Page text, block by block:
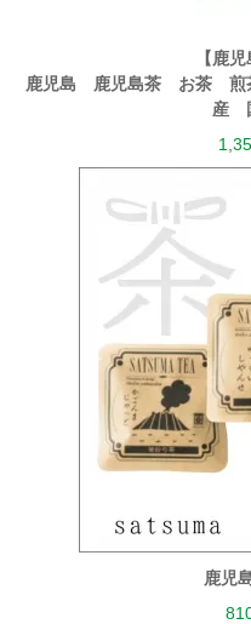
【鹿
鹿児島 鹿児島茶 お茶
産
鹿児